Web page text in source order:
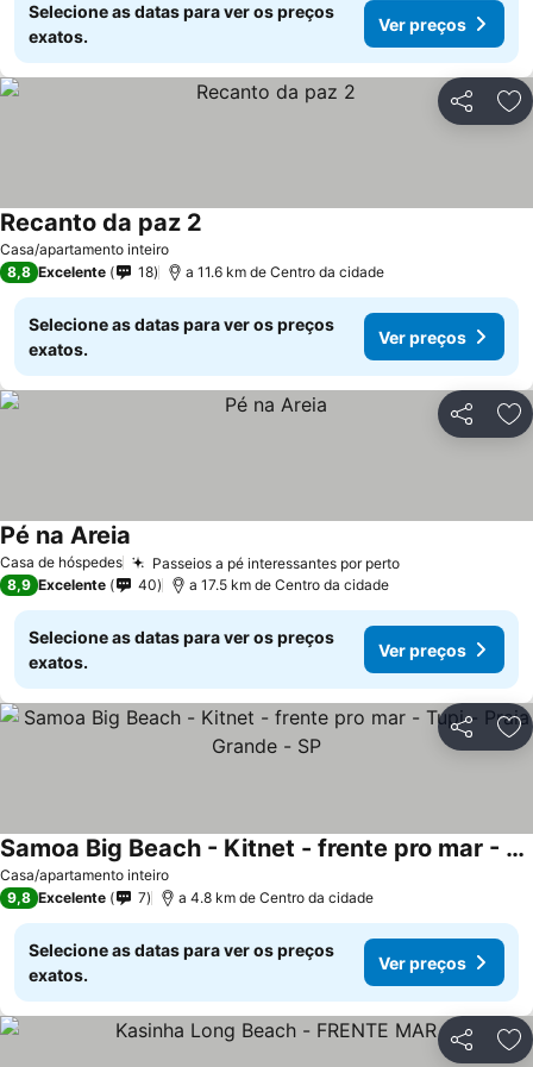
Selecione as datas para ver os preços
exatos.
Ver preços
Partilhar
Casa/apartamento inteiro
Recanto da paz 2
8,8 Excelente 18 a 11.6 km de Centro da cidade
Selecione as datas para ver os preços
exatos.
Ver preços
Partilhar
Casa de hóspedes Passeios a pé interessantes por pertoVer preços
Pé na Areia
8,9 Excelente 40 a 17.5 km de Centro da cidade
Selecione as datas para ver os preços
exatos.
Ver preços
Partilhar
Casa/apartamento inteiro
Samoa Big Beach - Kitnet - frente pro mar - Tupi - Praia Grande - SP
Ver preços
9,8 Excelente 7 a 4.8 km de Centro da cidade
Selecione as datas para ver os preços
exatos.
Ver preços
Partilhar